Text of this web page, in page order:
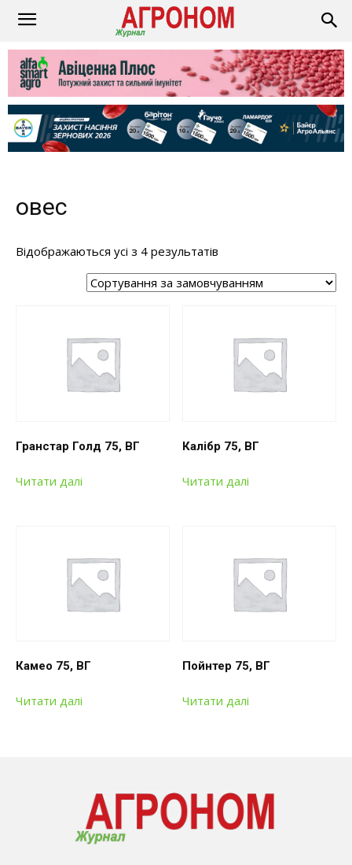
овес
Відображаються усі з 4 результатів
Гранстар Голд 75, ВГ
Читати далі
Калібр 75, ВГ
Читати далі
Камео 75, ВГ
Читати далі
Пойнтер 75, ВГ
Читати далі